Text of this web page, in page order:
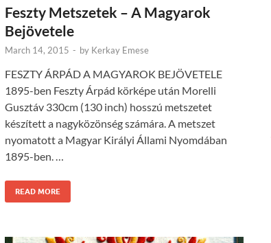
Feszty Metszetek – A Magyarok
Bejövetele
March 14, 2015 - by Kerkay Emese
FESZTY ÁRPÁD A MAGYAROK BEJÖVETELE
1895-ben Feszty Árpád körképe után Morelli
Gusztáv 330cm (130 inch) hosszú metszetet
készített a nagyközönség számára. A metszet
nyomatott a Magyar Királyi Állami Nyomdában
1895-ben. …
READ MORE